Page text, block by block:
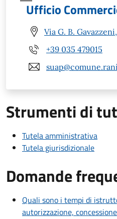
Ufficio
Via G. B.
+39 035 479015
Strumenti di
Tutela amministrativa
Tutela giurisdizionale
Domande
Quali sono i tempi di
autorizzazione,